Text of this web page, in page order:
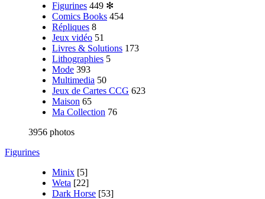
Figurines 449 ✻
Comics Books 454
Répliques 8
Jeux vidéo 51
Livres & Solutions 173
Lithographies 5
Mode 393
Multimedia 50
Jeux de Cartes CCG 623
Maison 65
Ma Collection 76
3956 photos
Figurines
Minix [5]
Weta [22]
Dark Horse [53]